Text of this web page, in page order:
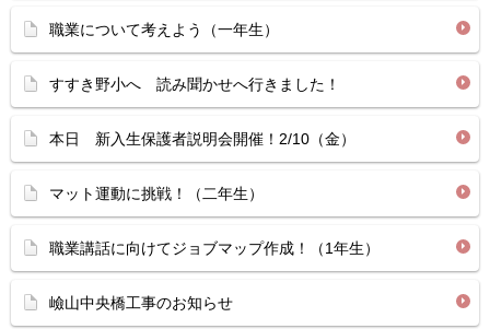
職業について考えよう（一年生）
すすき野小へ 読み聞かせへ行きました！
本日 新入生保護者説明会開催！2/10（金）
マット運動に挑戦！（二年生）
職業講話に向けてジョブマップ作成！（1年生）
嶮山中央橋工事のお知らせ